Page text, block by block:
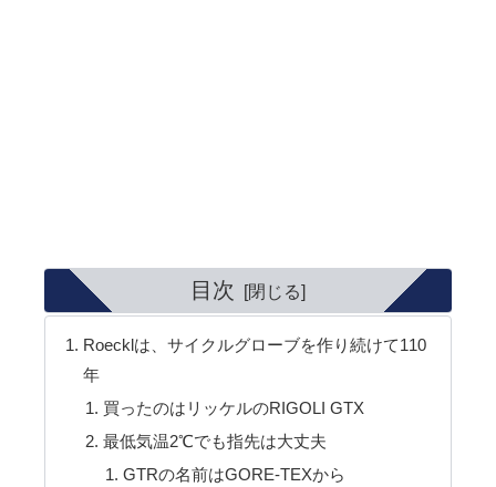
目次
Roecklは、サイクルグローブを作り続けて110
年
買ったのはリッケルのRIGOLI GTX
最低気温2℃でも指先は大丈夫
GTRの名前はGORE-TEXから